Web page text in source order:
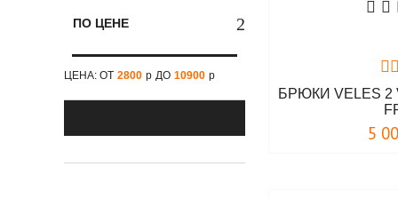
34
38
3XL-L30
бежевый
голубой
ПО ЦЕНЕ
ЦЕНА: ОТ 2800 р ДО 10900 р
БРЮКИ VELES 2
5